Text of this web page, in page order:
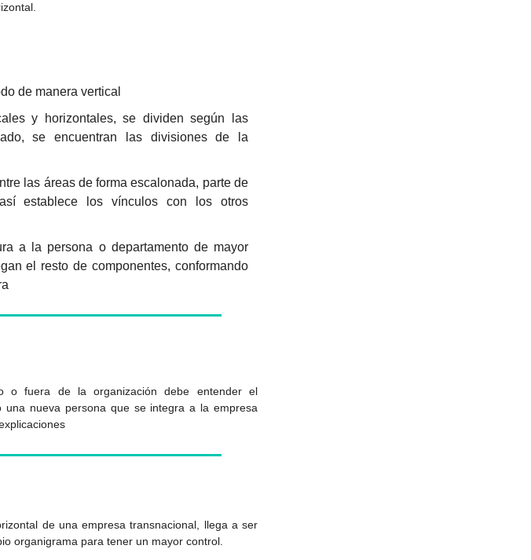
de manera vertical
y horizontales, se dividen según las
se encuentran las divisiones de la
las áreas de forma escalonada, parte de
establece los vínculos con los otros
a la persona o departamento de mayor
el resto de componentes, conformando
o fuera de la organización debe entender el
nueva persona que se integra a la empresa
de una empresa transnacional, llega a ser
organigrama para tener un mayor control.